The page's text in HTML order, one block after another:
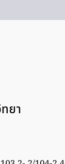
ยา